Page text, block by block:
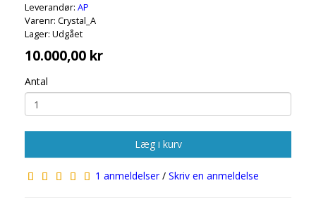
Leverandør: AP
Varenr: Crystal_A
Lager: Udgået
10.000,00 kr
Antal
Læg i kurv
1 anmeldelser/ Skriv en anmeldelse